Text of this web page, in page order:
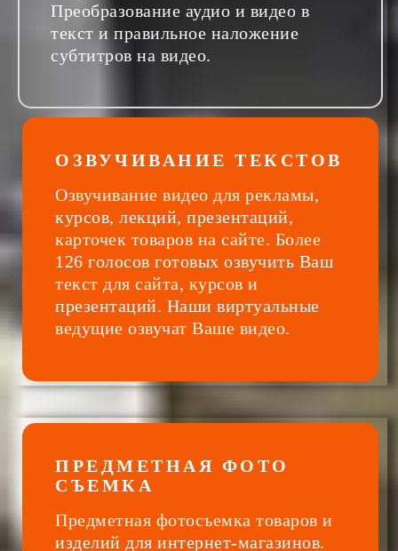
Преобразование аудио и видео в
текст и правильное наложение
субтитров на видео.
ОЗВУЧИВАНИЕ ТЕКСТОВ
Озвучивание видео для рекламы,
курсов, лекций, презентаций,
карточек товаров на сайте. Более
126 голосов готовых озвучить Ваш
текст для сайта, курсов и
презентаций. Наши виртуальные
ведущие озвучат Ваше видео.
ПРЕДМЕТНАЯ ФОТО
СЪЕМКА
Предметная фотосъемка товаров и
изделий для интернет-магазинов.